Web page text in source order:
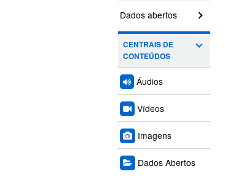
Dados abertos
CENTRAIS DE
CONTEÚDOS
Áudios
Vídeos
Imagens
Dados Abertos